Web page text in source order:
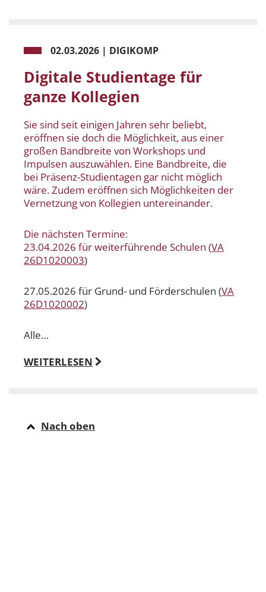
02.03.2026 | DIGIKOMP
Digitale Studientage für
ganze Kollegien
Sie sind seit einigen Jahren sehr beliebt,
eröffnen sie doch die Möglichkeit, aus einer
großen Bandbreite von Workshops und
Impulsen auszuwählen. Eine Bandbreite, die
bei Präsenz-Studientagen gar nicht möglich
wäre. Zudem eröffnen sich Möglichkeiten der
Vernetzung von Kollegien untereinander.
Die nächsten Termine:
23.04.2026 für weiterführende Schulen (VA
26D1020003)
27.05.2026 für Grund- und Förderschulen (VA
26D1020002)
Alle…
WEITERLESEN
Nach oben